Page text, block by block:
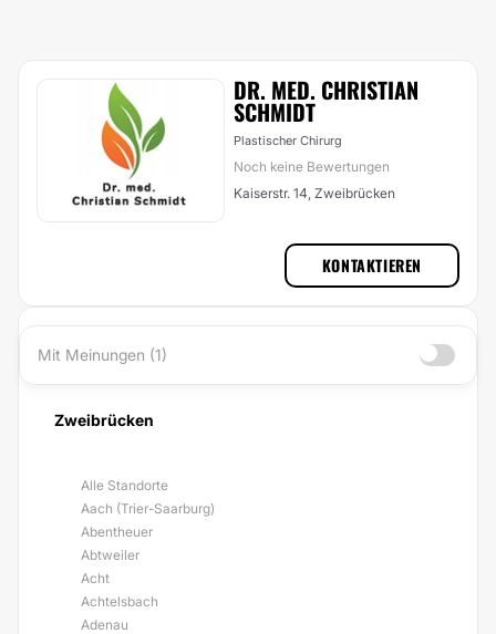
DR. MED. CHRISTIAN
SCHMIDT
Plastischer Chirurg
Noch keine Bewertungen
Kaiserstr. 14, Zweibrücken
KONTAKTIEREN
Mit Meinungen (1)
Zweibrücken
Alle Standorte
Aach (Trier-Saarburg)
Abentheuer
Abtweiler
Acht
Achtelsbach
Adenau